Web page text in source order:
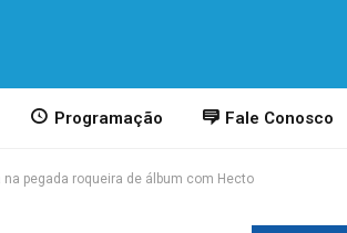
Programação Fale Conosco
pegada roqueira de álbum com Hecto